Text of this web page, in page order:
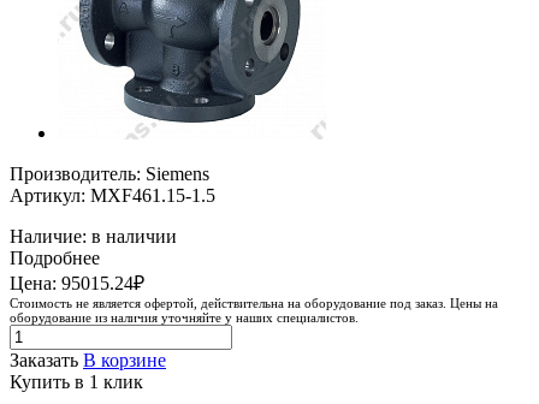
Производитель: Siemens
Артикул: MXF461.15-1.5
Наличие: в наличии
Подробнее
Цена: 95015.24₽
Стоимость не является офертой, действительна на оборудование под заказ. Цены на
оборудование из наличия уточняйте у наших специалистов.
Заказать В корзине
Купить в 1 клик